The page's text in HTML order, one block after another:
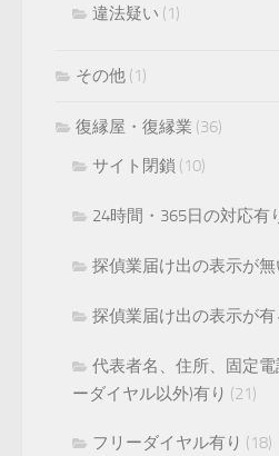
違法疑い (1)
その他 (1)
復縁屋・復縁業 (36)
サイト閉鎖 (10)
24時間・365日の対応有
探偵業届け出の表示が無
探偵業届け出の表示が有
代表者名、住所、固定電
ーダイヤル以外)有り (21)
フリーダイヤル有り (18)